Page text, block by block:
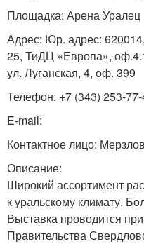
Площадка: Арена Уралец
Адрес: Юр. адрес:
25, ТиДЦ «Европа»,
ул. Луганская, 4, оф. 399
Телефон: +7 (343) 253-
E-mail:
Контактное лицо:
Описание:
Широкий ассортимент
к уральскому климату.
Выставка проводится
Правительства